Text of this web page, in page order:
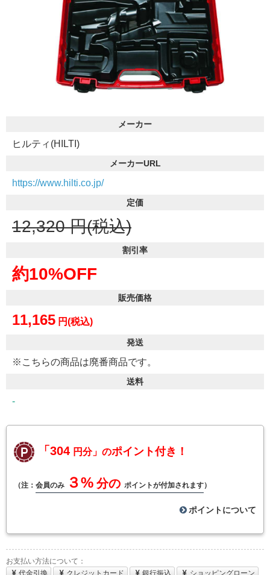
メーカー
ヒルティ(HILTI)
メーカーURL
https://www.hilti.co.jp/
定価
12,320 円(税込)
割引率
約10%OFF
販売価格
11,165 円(税込)
発送
※こちらの商品は廃番商品です。
送料
-
「304 円分」のポイント付き！
（注： 会員のみ ３% 分の ポイントが付加されます）
ポイントについて
お支払い方法について：
代金引換
クレジットカード 銀行振込 ショッピングローン